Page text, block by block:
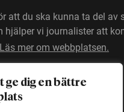
ge dig en bättre
att du ska kunna ta del av
hjälper vi journalister att
Läs mer om webbplatsen.